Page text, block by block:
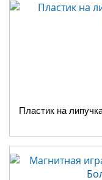
Пластик на